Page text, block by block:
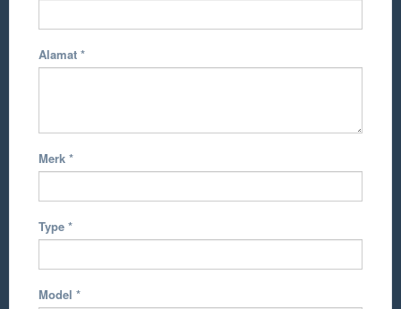
Alamat *
Merk *
Type *
Model *